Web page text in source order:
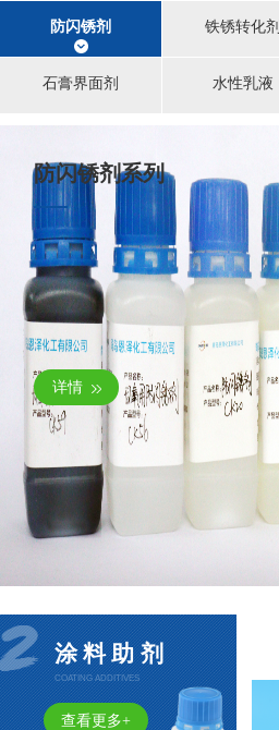
防闪锈剂 铁锈转化剂
石膏界面剂 水性乳液
防闪锈剂系列
详情
涂料助剂
COATING ADDITIVES
查看更多+